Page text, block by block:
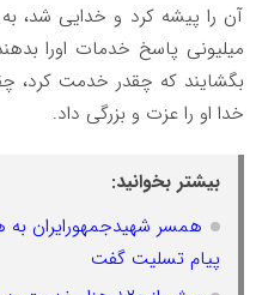
آن را پیشه کرد و خدایی شد،
میلیونی پاسخ خدمات اورا
بگشایند که چقدر خدمت کرد،
خدا او را عزت و بزرگی داد.
بیشتر بخوانید:
همسر شهیدجمهورایران
پیام تسلیت گفت